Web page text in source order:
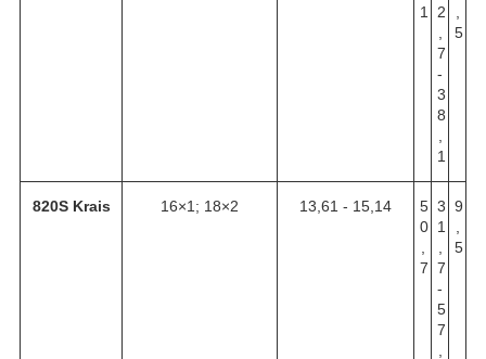
1
2
7
-
3
8
1
5
820S Krais 16×1; 18×2 13,61 - 15,14
5
0
7
3
1
7
-
5
7
9
5